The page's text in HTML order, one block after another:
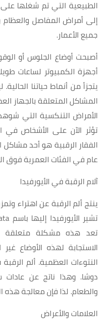
الطبيعية التي تم شغلها
إلى أمراض المفاصل
جميع الأعمار.
أصبحت أوضاع الجلوس أو
أجهزة الكمبيوتر لساعات
يتجزأ من أنماط حياتنا
المشاكل المتعلقة بالجهاز
الأمراض التنكسية التي
تؤثر الآن على الأشخاص في
الفقار الرقبية هو أحد
عام في الفئات العمرية فوق
آلام الرقبة في الأيورفيدا
ينتج ألم الرقبة عن اهتراء
تعد هذه مشكلة متعلقة
الاستجابة لهذه الأوضاع
النتوءات العظمية. ألم
دوشا. وهذا ناتج عن عادات
والطعام. لذا فإن معالجة هذه
العلامات والأعراض